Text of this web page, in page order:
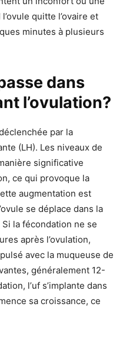
quitte l’ovaire et
minutes à plusieurs
dans
l’ovulation?
par la
(LH). Les niveaux de
significative
ce qui provoque la
augmentation est
se déplace dans la
la fécondation ne se
après l’ovulation,
avec la muqueuse de
généralement 12-
l’uf s’implante dans
sa croissance, ce